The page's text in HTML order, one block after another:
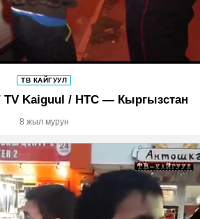
ТВ КАЙГУУЛ
Kaiguul / НТС — Кыргызстан
8 жыл мурун